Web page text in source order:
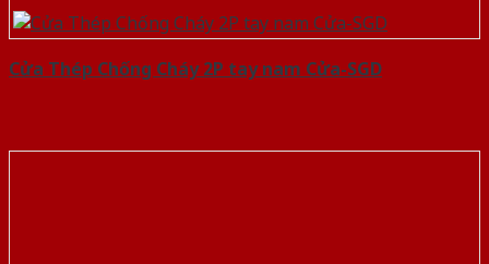
Cửa Thép Chống Cháy 2P tay nam Cửa-SGD